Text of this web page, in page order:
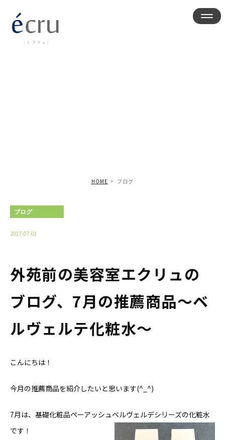
HOME ブログ
ブログ
2017.07.01
外苑前の美容室エクリュの
ブログ、7月の推薦商品〜ベ
ルヴェルテ化粧水〜
こんにちは！
今月の推薦商品を紹介したいと思います(^_^)
7月は、基礎化粧品ペーアッシュベルヴェルデシリーズの化粧水
です！